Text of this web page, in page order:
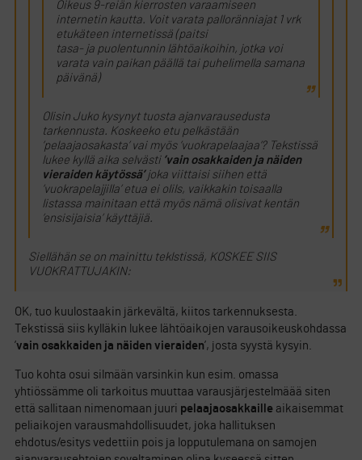
Oikeus 9-reiän kierrosten varaamiseen
internetin kautta. Voit varata palloränniajat 1 vrk
etukäteen internetissä (paitsi
tasa- ja puolentunnin lähtöaikoihin, jotka voi
varata vain paikan päällä tai puhelimella samana
päivänä)
Olisin Juko kysynyt tuosta ajanvarausedusta
tarkennusta. Koskeeko etu pelkästään
’pelaajaosakasta’ vai myös ’vuokrapelaajaa’? Tekstissä
lukee kyllä aika selvästi ’vain osakkaiden ja näiden
vieraiden käytössä’joka viittaisi siihen että
’vuokrapelajjilla’ etua ei olils, vaikkakin toisaalla
listassa mainitaan että myös nämä olisivat kentän
’ensisijaisia’ käyttäjiä.
Siellähän se on mainittu teklstissä, KOSKEE SIIS
VUOKRATTUJAKIN:
OK, tuo kuulostaakin järkevältä, kiitos tarkennuksesta.
Tekstissä siis kylläkin lukee lähtöaikojen varausoikeuskohdassa
’vain osakkaiden ja näiden vieraiden’, josta syystä kysyin.
Tuo kohta osui silmään varsinkin kun esim. omassa
yhtiössämme oli tarkoitus muuttaa varausjärjestelmäää siten
että sallitaan nimenomaan juuri pelaajaosakkaille aikaisemmat
peliaikojen varausmahdollisuudet, joka hallituksen
ehdotus/esitys vedettiin pois ja lopputulemana on samojen